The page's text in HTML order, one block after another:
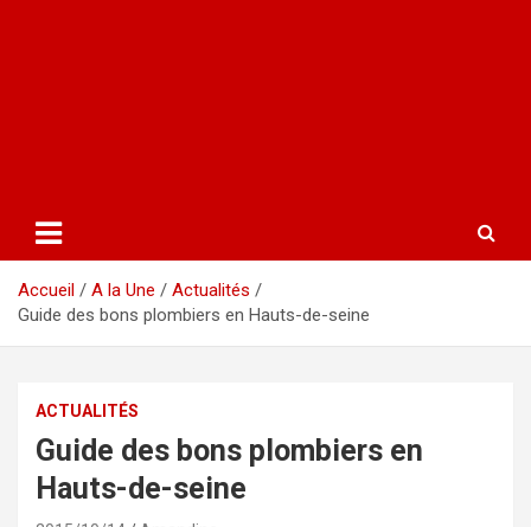
Accueil A la Une
Actualités
Guide des bons plombiers en Hauts-de-seine
ACTUALITÉS
Guide des bons plombiers en
Hauts-de-seine